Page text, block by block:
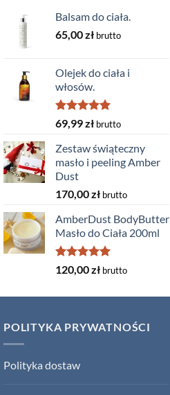
Balsam do ciała.
65,00zł brutto
Olejek do ciała i
włosów.
Oceniono
5.00
69,99zł brutto
Zestaw świąteczny
masło i peeling Amber
Dust
170,00zł brutto
AmberDust BodyButter
Masło do Ciała 200ml
Oceniono
5.00na 5
120,00zł brutto
POLITYKA PRYWATNOŚCI
Polityka dostaw